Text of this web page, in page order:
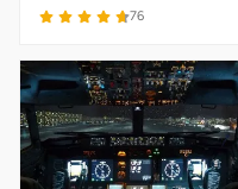
76
Hamburg
Hanau